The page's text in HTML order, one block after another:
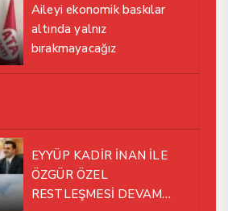
Aileyi ekonomik baskılar
altında yalnız
bırakmayacağız
EYYÜP KADİR İNAN İLE
ÖZGÜR ÖZEL
RESTLEŞMESİ DEVAM